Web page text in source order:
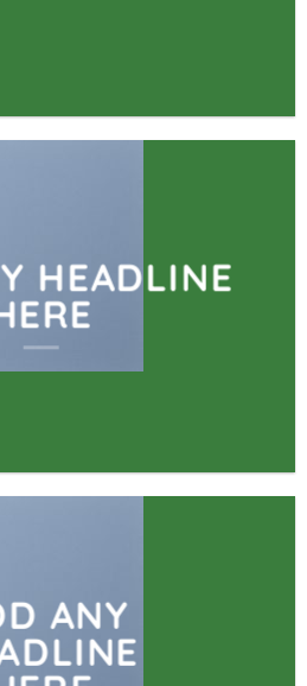
HEADLINE
ANY